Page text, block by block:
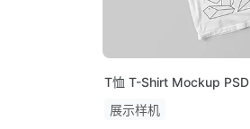
T恤 T-Shirt Mockup PSD
展示样机